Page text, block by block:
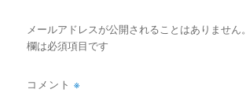
メールアドレスが公開されることはありません。
欄は必須項目です
コメント※